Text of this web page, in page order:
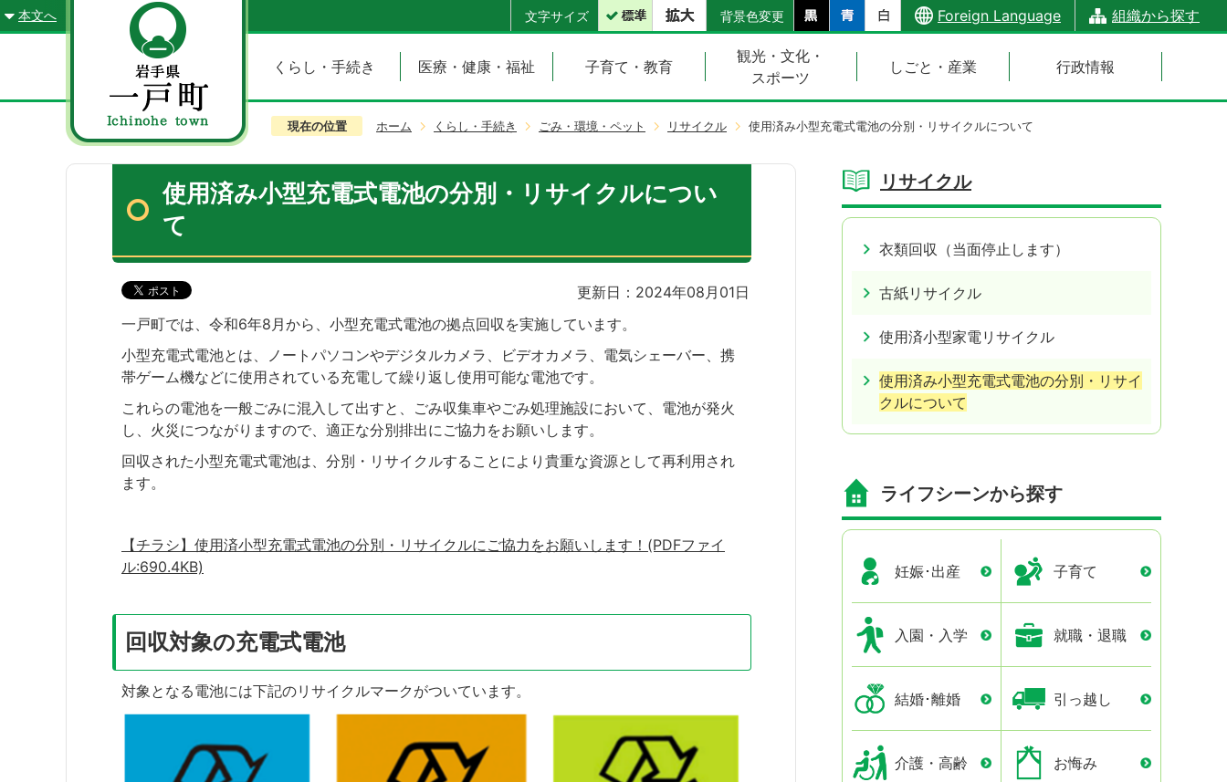
本文へ 文字サイズ 背景色変更 Foreign Language 組織から探す
くらし・手続き 医療・健康・福祉 子育て・教育
観光・文化・
スポーツ
しごと・産業 行政情報
現在の位置 ホーム くらし・手続き ごみ・環境・ペット リサイクル 使用済み小型充電式電池の分別・リサイクルについて
使用済み小型充電式電池の分別・リサイクルについ
て
更新日：2024年08月01日
一戸町では、令和6年8月から、小型充電式電池の拠点回収を実施しています。
小型充電式電池とは、ノートパソコンやデジタルカメラ、ビデオカメラ、電気シェーバー、携
帯ゲーム機などに使用されている充電して繰り返し使用可能な電池です。
これらの電池を一般ごみに混入して出すと、ごみ収集車やごみ処理施設において、電池が発火
し、火災につながりますので、適正な分別排出にご協力をお願いします。
回収された小型充電式電池は、分別・リサイクルすることにより貴重な資源として再利用され
ます。
【チラシ】使用済小型充電式電池の分別・リサイクルにご協力をお願いします！(PDFファイ
ル:690.4KB)
回収対象の充電式電池
対象となる電池には下記のリサイクルマークがついています。
リサイクル
衣類回収（当面停止します）
古紙リサイクル
使用済小型家電リサイクル
使用済み小型充電式電池の分別・リサイ
クルについて
ライフシーンから探す
妊娠･出産 子育て
入園・入学 就職・退職
結婚･離婚 引っ越し
介護・高齢 お悔み